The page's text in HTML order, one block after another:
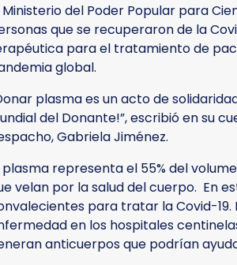
Ministerio del Poder Popular para
que se recuperaron de la
para el tratamiento de
global.
plasma es un acto de
del Donante!”, escribió en su
Gabriela Jiménez.
plasma representa el 55% del
velan por la salud del cuerpo. En
para tratar la Covid-
en los hospitales
anticuerpos que podrían